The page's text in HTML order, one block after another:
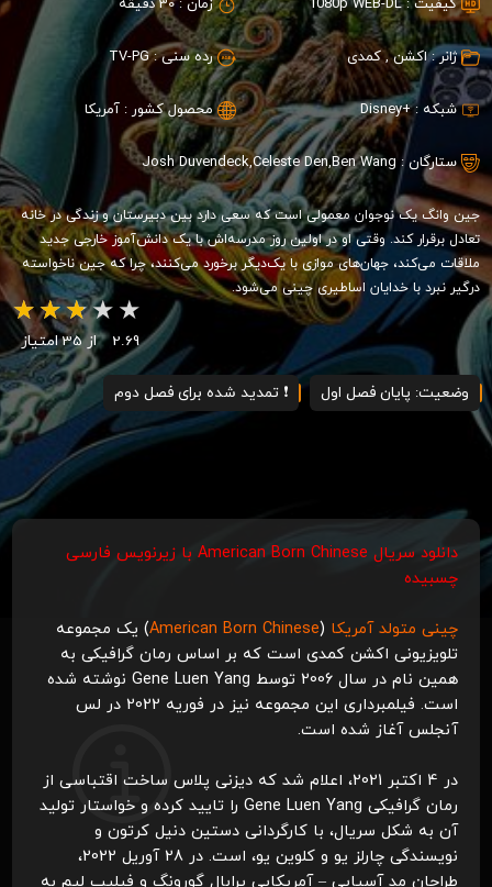
کیفیت : 1080p WEB-DL زمان : 30 دقیقه
ژانر : اکشن,کمدی رده سنی : TV-PG
شبکه : +Disney محصول کشور : آمریکا
ستارگان : Josh Duvendeck,Celeste Den,Ben Wang
جین وانگ یک نوجوان معمولی است که سعی دارد بین دبیرستان و زندگی در خانه
تعادل برقرار کند. وقتی او در اولین روز مدرسه‌اش با یک دانش‌آموز خارجی جدید
ملاقات می‌کند، جهان‌های موازی با یک‌دیگر برخورد می‌کنند، چرا که جین ناخواسته
درگیر نبرد با خدایان اساطیری چینی می‌شود.
2.69 از 35 امتیاز
وضعیت: پایان فصل اول ❗️ تمدید شده برای فصل دوم
دانلود سریال American Born Chinese با زیرنویس فارسی
چسبیده
چینی متولد آمریکا (
American Born Chinese) یک مجموعه
تلویزیونی اکشن کمدی است که بر اساس رمان گرافیکی به
همین نام در سال 2006 توسط Gene Luen Yang نوشته شده
است. فیلمبرداری این مجموعه نیز در فوریه 2022 در لس
آنجلس آغاز شده است.
در 4 اکتبر 2021، اعلام شد که دیزنی پلاس ساخت اقتباسی از
رمان گرافیکی Gene Luen Yang را تایید کرده و خواستار تولید
آن به شکل سریال، با کارگردانی دستین دنیل کرتون و
نویسندگی چارلز یو و کلوین یو، است. در 28 آوریل 2022،
طراحان مد آسیایی – آمریکایی پرابال گورونگ و فیلیپ لیم به